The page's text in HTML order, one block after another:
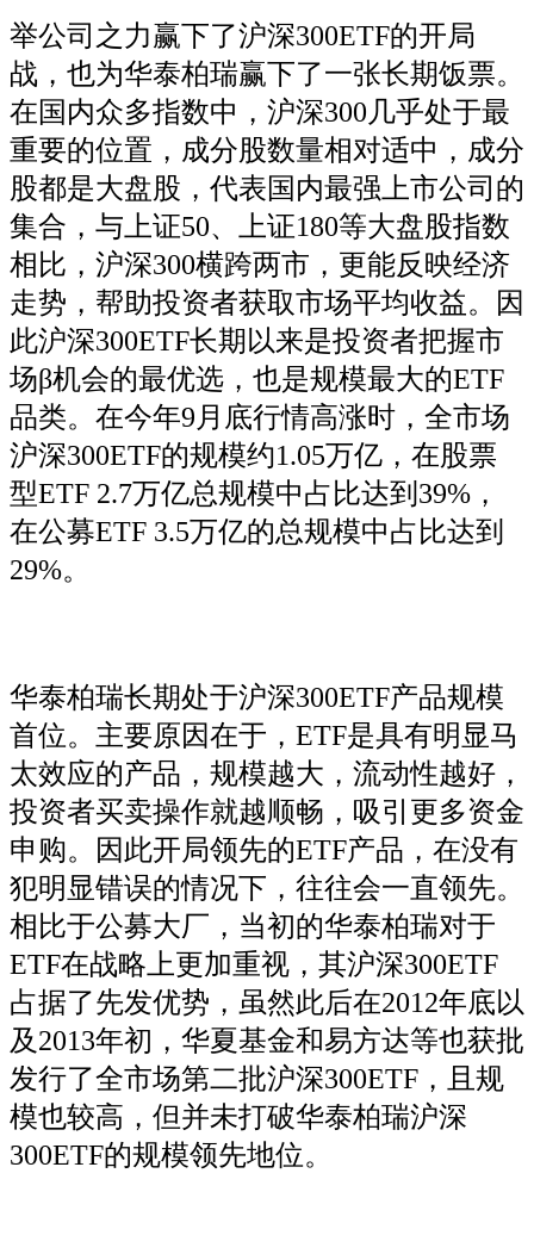
举公司之力赢下了沪深300ETF的开局
战，也为华泰柏瑞赢下了一张长期饭票。
在国内众多指数中，沪深300几乎处于最
重要的位置，成分股数量相对适中，成分
股都是大盘股，代表国内最强上市公司的
集合，与上证50、上证180等大盘股指数
相比，沪深300横跨两市，更能反映经济
走势，帮助投资者获取市场平均收益。因
此沪深300ETF长期以来是投资者把握市
场β机会的最优选，也是规模最大的ETF
品类。在今年9月底行情高涨时，全市场
沪深300ETF的规模约1.05万亿，在股票
型ETF 2.7万亿总规模中占比达到39%，
在公募ETF 3.5万亿的总规模中占比达到
29%。
华泰柏瑞长期处于沪深300ETF产品规模
首位。主要原因在于，ETF是具有明显马
太效应的产品，规模越大，流动性越好，
投资者买卖操作就越顺畅，吸引更多资金
申购。因此开局领先的ETF产品，在没有
犯明显错误的情况下，往往会一直领先。
相比于公募大厂，当初的华泰柏瑞对于
ETF在战略上更加重视，其沪深300ETF
占据了先发优势，虽然此后在2012年底以
及2013年初，华夏基金和易方达等也获批
发行了全市场第二批沪深300ETF，且规
模也较高，但并未打破华泰柏瑞沪深
300ETF的规模领先地位。